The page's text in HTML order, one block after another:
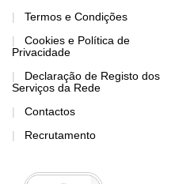
Termos e Condições
Cookies e Política de
Privacidade
Declaração de Registo dos
Serviços da Rede
Contactos
Recrutamento